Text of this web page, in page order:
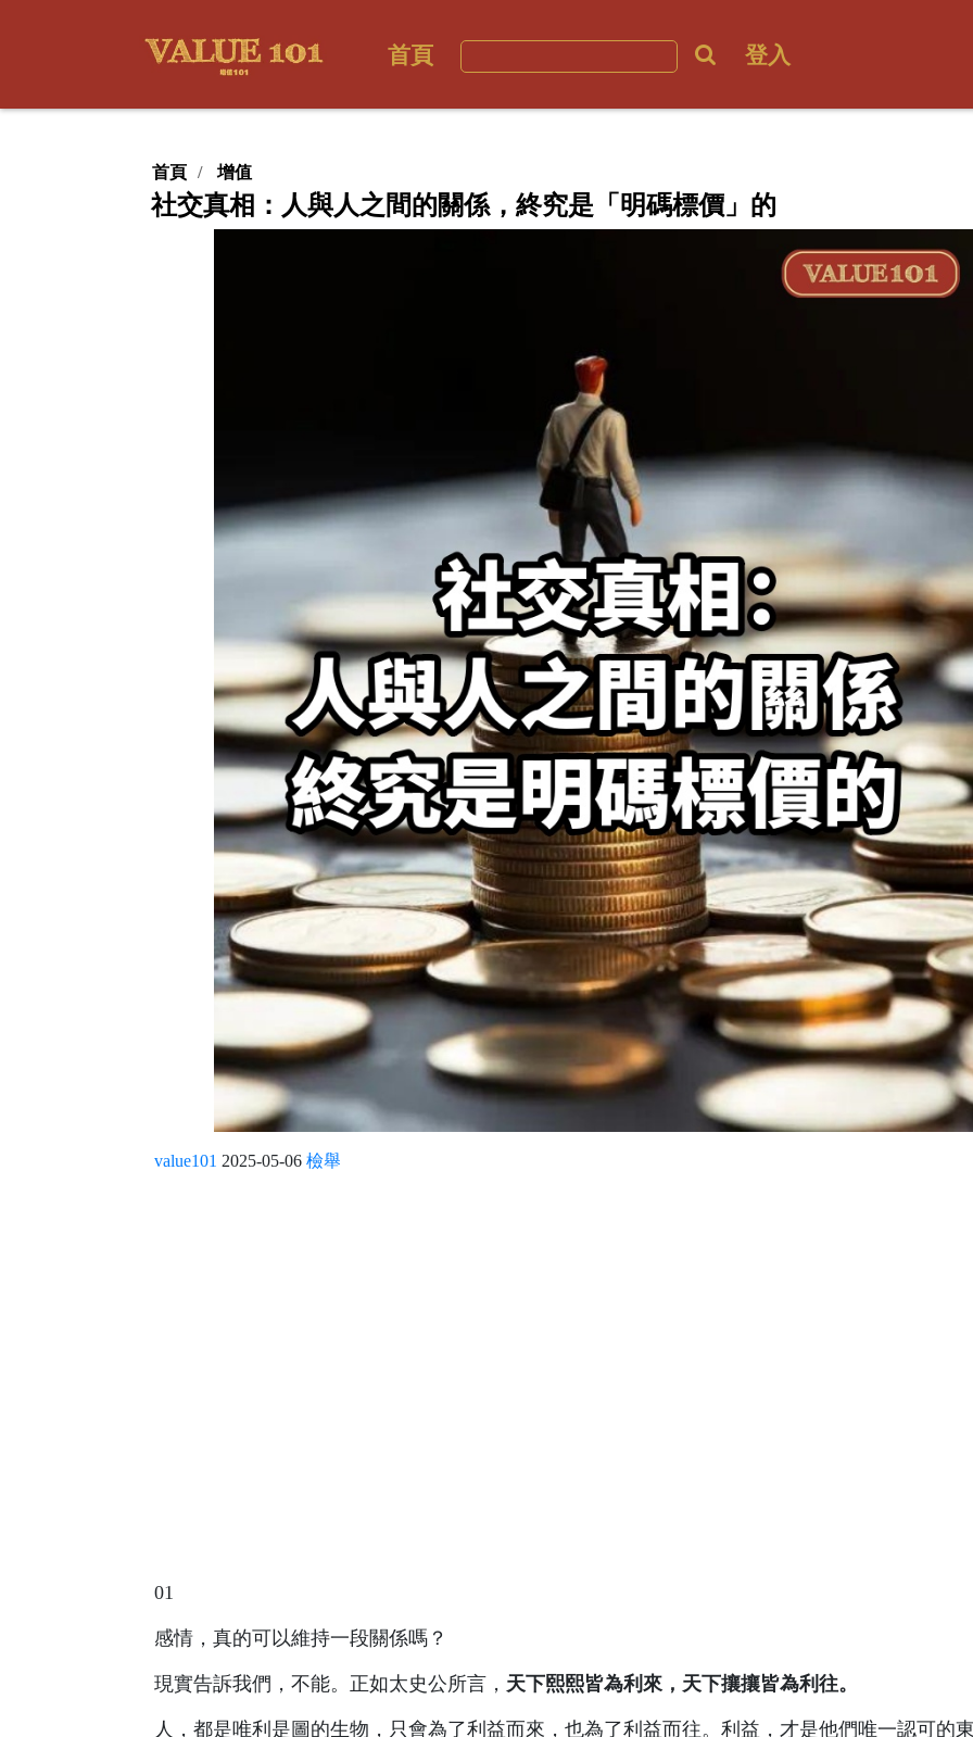
首頁 登入
首頁 增值
社交真相：人與人之間的關係，終究是「明碼標價」的
value101 2025-05-06 檢舉
01
感情，真的可以維持一段關係嗎？
現實告訴我們，不能。正如太史公所言， 天下熙熙皆為利來，天下攘攘皆為利往。
人，都是唯利是圖的生物，只會為了利益而來，也為了利益而往。利益，才是他們唯一認可的